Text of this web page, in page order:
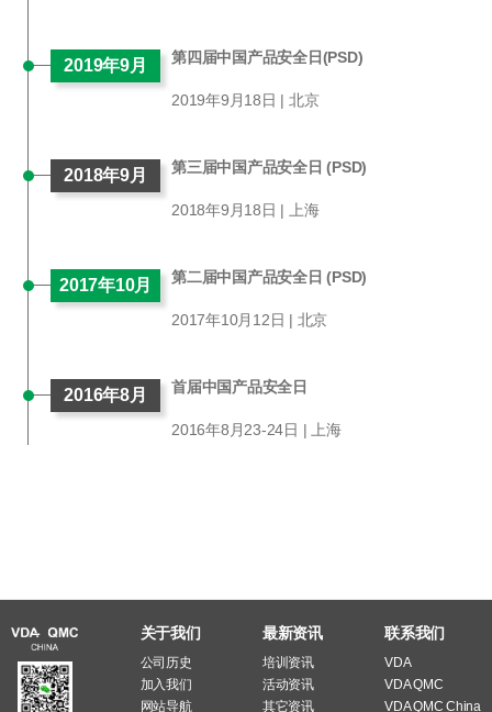
2019年9月 第四届中国产品安全日(PSD)
2019年9月18日 | 北京
2018年9月 第三届中国产品安全日 (PSD)
2018年9月18日 | 上海
2017年10月 第二届中国产品安全日 (PSD)
2017年10月12日 | 北京
2016年8月 首届中国产品安全日
2016年8月23-24日 | 上海
关于我们
公司历史
加入我们
网站导航
最新资讯
培训资讯
活动资讯
其它资讯
联系我们
VDA
VDA QMC
VDA QMC China